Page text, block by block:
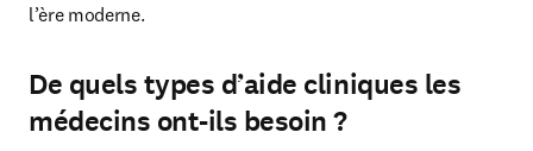
l’ère moderne.
De quels types d’aide cliniques les
médecins ont-ils besoin ?